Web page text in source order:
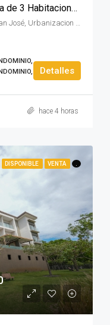
Apartamento con Línea Blanca de 3 Habitaciones en Sabana
TORRE
Detalles
hace 4 horas
DISPONIBLE VENTA